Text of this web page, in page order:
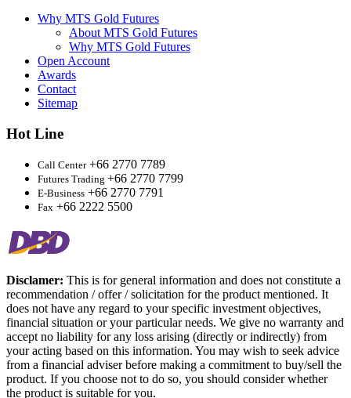
Why MTS Gold Futures
About MTS Gold Futures
Why MTS Gold Futures
Open Account
Awards
Contact
Sitemap
Hot Line
Call Center+66 2770 7789
Futures Trading +66 2770 7799
E-Business +66 2770 7791
Fax +66 2222 5500
Disclamer: This is for general information and does not constitute a
recommendation / offer / solicitation for the product mentioned. It
does not have any regard to your specific investment objectives,
financial situation or your particular needs. We give no warranty and
accept no liability for any loss arising (directly or indirectly) from
your acting based on this information. You may wish to seek advice
from a financial adviser before making a commitment to buy/sell the
product. If you choose not to do so, you should consider whether
the product is suitable for you.